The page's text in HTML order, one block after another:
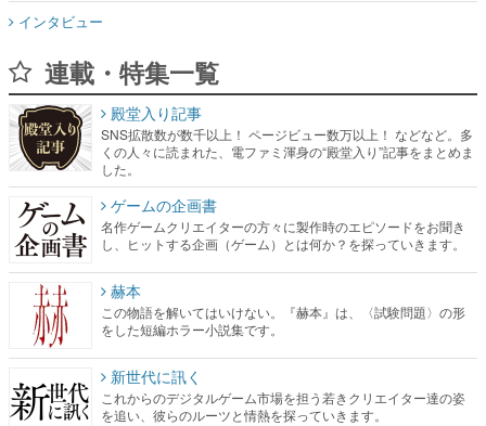
インタビュー
連載・特集一覧
殿堂入り記事
SNS拡散数が数千以上！ ページビュー数万以上！ などなど。多
くの人々に読まれた、電ファミ渾身の“殿堂入り”記事をまとめま
した。
ゲームの企画書
名作ゲームクリエイターの方々に製作時のエピソードをお聞き
し、ヒットする企画（ゲーム）とは何か？を探っていきます。
赫本
この物語を解いてはいけない。『赫本』は、〈試験問題〉の形
をした短編ホラー小説集です。
新世代に訊く
これからのデジタルゲーム市場を担う若きクリエイター達の姿
を追い、彼らのルーツと情熱を探っていきます。